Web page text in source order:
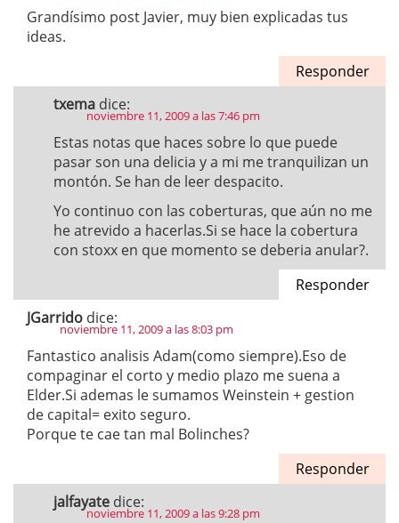
Grandísimo post Javier, muy bien explicadas tus
ideas.
Responder
txema dice:
noviembre 11, 2009 a las 7:46 pm
Estas notas que haces sobre lo que puede
pasar son una delicia y a mi me tranquilizan un
montón. Se han de leer despacito.
Yo continuo con las coberturas, que aún no me
he atrevido a hacerlas.Si se hace la cobertura
con stoxx en que momento se deberia anular?.
Responder
JGarrido dice:
noviembre 11, 2009 a las 8:03 pm
Fantastico analisis Adam(como siempre).Eso de
compaginar el corto y medio plazo me suena a
Elder.Si ademas le sumamos Weinstein + gestion
de capital= exito seguro.
Porque te cae tan mal Bolinches?
Responder
jalfayate dice:
noviembre 11, 2009 a las 9:28 pm